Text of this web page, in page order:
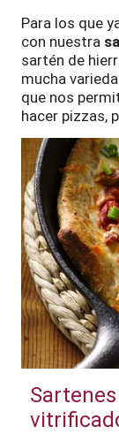
Para los que
con nuestra
sartén de
mucha
que nos
hacer pizzas,